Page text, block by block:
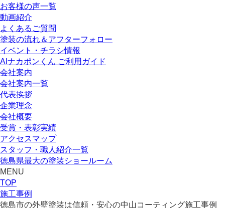
お客様の声一覧
動画紹介
よくあるご質問
塗装の流れ＆アフターフォロー
イベント・チラシ情報
AIナカポンくん ご利用ガイド
会社案内
会社案内一覧
代表挨拶
企業理念
会社概要
受賞・表彰実績
アクセスマップ
スタッフ・職人紹介一覧
徳島県最大の塗装ショールーム
MENU
TOP
施工事例
徳島市の外壁塗装は信頼・安心の中山コーティング施工事例